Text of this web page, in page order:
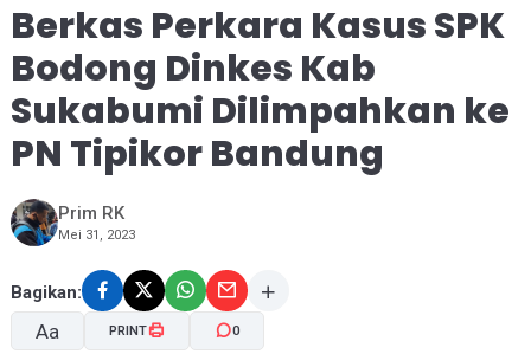
Berkas Perkara Kasus SPK
Bodong Dinkes Kab
Sukabumi Dilimpahkan ke
PN Tipikor Bandung
Prim RK
Mei 31, 2023
Bagikan:
Aa PRINT 0